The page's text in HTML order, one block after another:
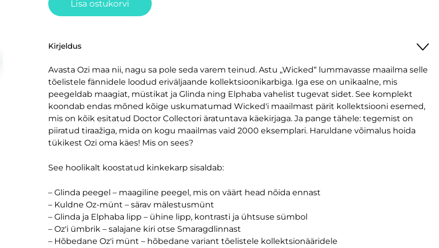
Lisa ostukorvi
Kirjeldus
Avasta Ozi maa nii, nagu sa pole seda varem teinud. Astu „Wicked“ lummavasse maailma selle
tõelistele fännidele loodud eriväljaande kollektsioonikarbiga. Iga ese on unikaalne, mis
peegeldab maagiat, müstikat ja Glinda ning Elphaba vahelist tugevat sidet. See komplekt
koondab endas mõned kõige uskumatumad Wicked'i maailmast pärit kollektsiooni esemed,
mis on kõik esitatud Doctor Collectori äratuntava käekirjaga. Ja pange tähele: tegemist on
piiratud tiraažiga, mida on kogu maailmas vaid 2000 eksemplari. Haruldane võimalus hoida
tükikest Ozi oma käes! Mis on sees?
See hoolikalt koostatud kinkekarp sisaldab:
– Glinda peegel – maagiline peegel, mis on väärt head nõida ennast
– Kuldne Oz-münt – särav mälestusmünt
– Glinda ja Elphaba lipp – ühine lipp, kontrasti ja ühtsuse sümbol
– Oz'i ümbrik – salajane kiri otse Smaragdlinnast
– Hõbedane Oz'i münt – hõbedane variant tõelistele kollektsionääridele